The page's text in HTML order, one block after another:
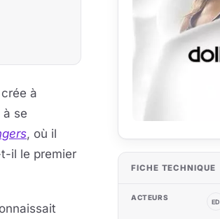
à
se
, où il
il le premier
FICHE TECHNIQUE
ACTEURS ED